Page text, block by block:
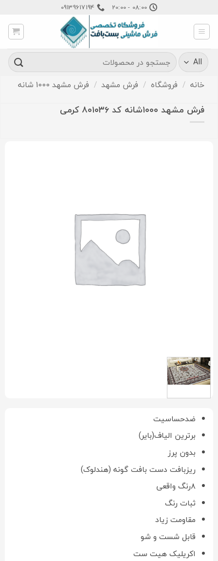
content
08:00 - 20:00
09139617194
جستجو
برای:
خانه / فروشگاه / فرش مشهد / فرش مشهد 1000 شانه
فرش مشهد ۱۰۰۰شانه کد ۸۰۱۰۳۶ کرمی
ضدحساسیت
برترین الیاف(بایر)
بدون پرز
ریزبافت دست بافت گونه (هندلوک)
۸رنگ واقعی
ثبات رنگ
مقاومت زیاد
قابل شست و شو
اکریلیک هیت ست